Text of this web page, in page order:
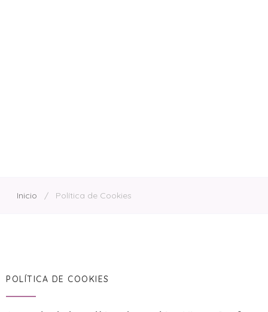
Inicio Política de Cookies
POLÍTICA DE COOKIES